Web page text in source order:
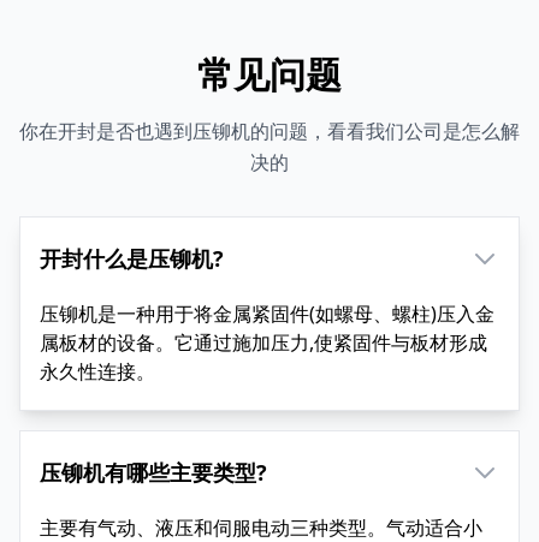
常见问题
你在开封是否也遇到压铆机的问题，看看我们公司是怎么解
决的
开封什么是压铆机?
压铆机是一种用于将金属紧固件(如螺母、螺柱)压入金
属板材的设备。它通过施加压力,使紧固件与板材形成
永久性连接。
压铆机有哪些主要类型?
主要有气动、液压和伺服电动三种类型。气动适合小